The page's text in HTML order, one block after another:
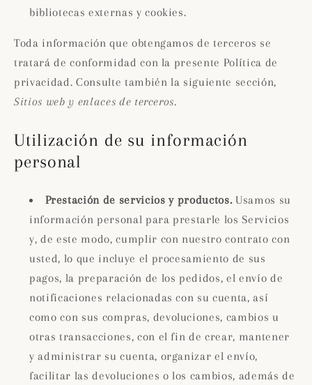
bibliotecas externas y cookies.
Toda información que obtengamos de terceros se
tratará de conformidad con la presente Política de
privacidad. Consulte también la siguiente sección,
Sitios web y enlaces de terceros.
Utilización de su información
personal
Prestación de servicios y productos.Usamos su
información personal para prestarle los Servicios
y, de este modo, cumplir con nuestro contrato con
usted, lo que incluye el procesamiento de sus
pagos, la preparación de los pedidos, el envío de
notificaciones relacionadas con su cuenta, así
como con sus compras, devoluciones, cambios u
otras transacciones, con el fin de crear, mantener
y administrar su cuenta, organizar el envío,
facilitar las devoluciones o los cambios, además de